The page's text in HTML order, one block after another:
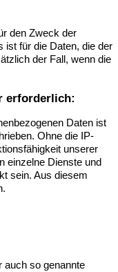
den Zweck der
ist für die Daten, die der
der Fall, wenn die
erforderlich:
Daten ist
Ohne die IP-
unserer
einzelne Dienste und
sein. Aus diesem
auch so genannte